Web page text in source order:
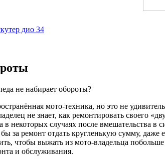
дио 34
не набирает обороты?
мото-техника, но это не
не знает, как ремонтировать своего
в некоторых случаях после вмешательства
за ремонт отдать кругленькую сумму,
чтобы выжать из мото-владельца
и обслуживания.